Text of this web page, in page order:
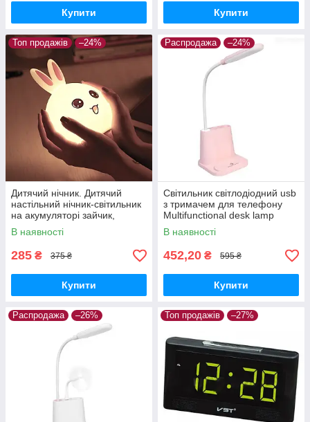
Купити Купити
Топ продажів –24%
Дитячий нічник. Дитячий
настільний нічник-світильник
на акумуляторі зайчик,
силіконовий світильник
зайчик,
В наявності
285 ₴ 375 ₴
Купити
Распродажа –24%
Світильник світлодіодний usb
з тримачем для телефону
Multifunctional desk lamp
1200mah Рожева
В наявності
452,20 ₴ 595 ₴
Купити
Распродажа –26% Топ продажів –27%